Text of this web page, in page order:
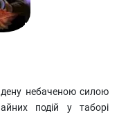
небаченою силою
подій у таборі